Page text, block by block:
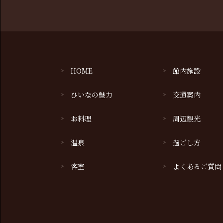
HOME
ひいなの魅力
お料理
温泉
客室
館内施設
交通案内
周辺観光
過ごし方
よくあるご質問